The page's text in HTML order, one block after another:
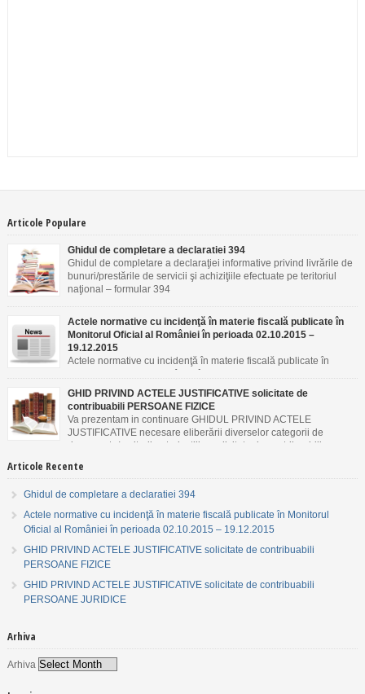
Articole Populare
Ghidul de completare a declaratiei 394
Ghidul de completare a declaraţiei informative privind livrările de
bunuri/prestările de servicii şi achiziţiile efectuate pe teritoriul
naţional – formular 394
Actele normative cu incidenţă în materie fiscală publicate în
Monitorul Oficial al României în perioada 02.10.2015 –
19.12.2015
Actele normative cu incidenţă în materie fiscală publicate în
GHID PRIVIND ACTELE JUSTIFICATIVE solicitate de
contribuabili PERSOANE FIZICE
Va prezentam in continuare GHIDUL PRIVIND ACTELE
JUSTIFICATIVE necesare eliberării diverselor categorii de
documente/emiterii autorizaţiilor solicitate de contribuabili
Articole Recente
Ghidul de completare a declaratiei 394
Actele normative cu incidenţă în materie fiscală publicate în Monitorul
Oficial al României în perioada 02.10.2015 – 19.12.2015
GHID PRIVIND ACTELE JUSTIFICATIVE solicitate de contribuabili
PERSOANE FIZICE
GHID PRIVIND ACTELE JUSTIFICATIVE solicitate de contribuabili
PERSOANE JURIDICE
Arhiva
Arhiva